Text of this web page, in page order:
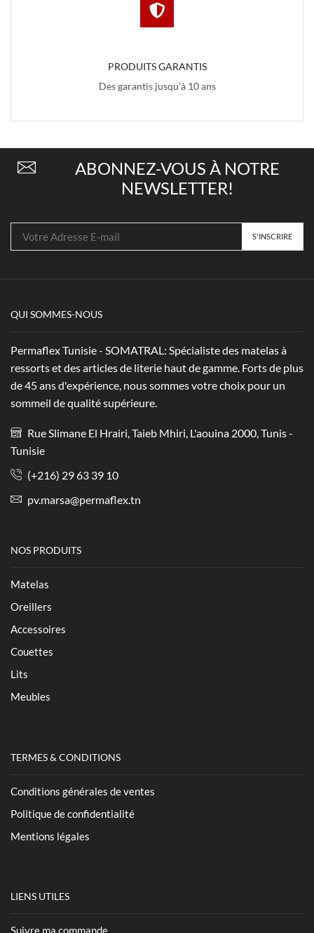
PRODUITS GARANTIS
Des garantis jusqu’à 10 ans
ABONNEZ-VOUS À NOTRE
NEWSLETTER!
QUI SOMMES-NOUS
Permaflex Tunisie - SOMATRAL: Spécialiste des matelas à
ressorts et des articles de literie haut de gamme. Forts de plus
de 45 ans d'expérience, nous sommes votre choix pour un
sommeil de qualité supérieure.
Rue Slimane El Hrairi, Taieb Mhiri, L'aouina 2000, Tunis -
Tunisie
(+216) 29 63 39 10
pv.marsa@permaflex.tn
NOS PRODUITS
Matelas
Oreillers
Accessoires
Couettes
Lits
Meubles
TERMES & CONDITIONS
Conditions générales de ventes
Politique de confidentialité
Mentions légales
LIENS UTILES